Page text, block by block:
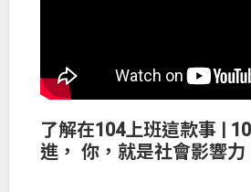
了解在104上班這款事 |
進， 你，就是社會影響力